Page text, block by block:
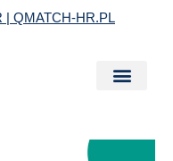
| QMATCH-HR.PL